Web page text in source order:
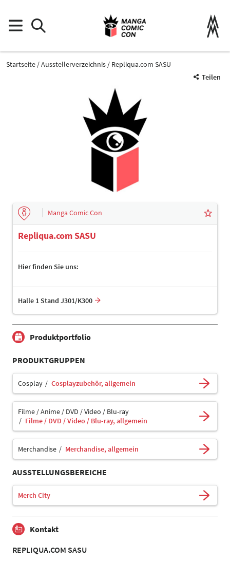
Startseite Ausstellerverzeichnis
Repliqua.com SASU
Teilen
Manga Comic Con
Repliqua.com SASU
Hier finden Sie uns:
Halle 1 Stand J301/K300
Produktportfolio
PRODUKTGRUPPEN
Cosplay Cosplayzubehör, allgemein
Filme / Anime / DVD / Video / Blu-ray
Filme / DVD / Video / Blu-ray, allgemein
Merchandise Merchandise, allgemein
AUSSTELLUNGSBEREICHE
Merch City
Kontakt
REPLIQUA.COM SASU